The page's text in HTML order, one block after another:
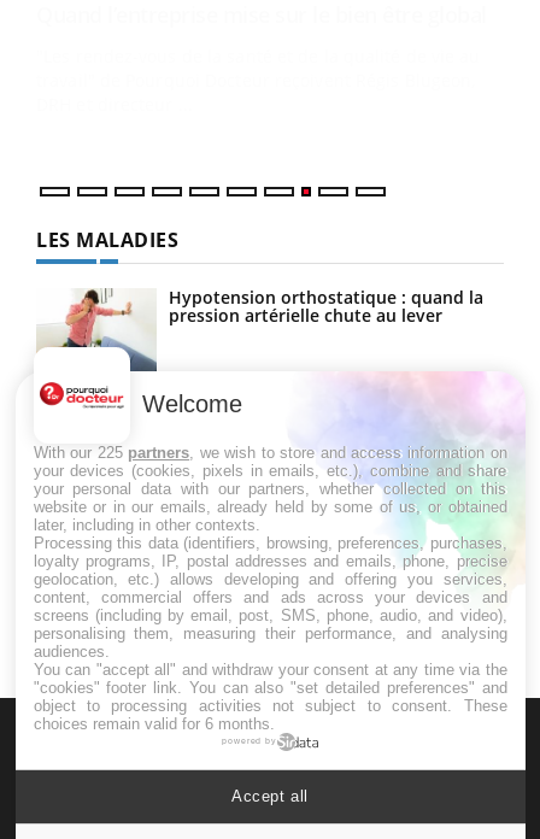
LES MALADIES
Hypotension orthostatique : quand la
pression artérielle chute au lever
Drépanocytose : une déformation des
globules rouges aux conséquences
Maladie de Charcot (Sclérose latérale
amyotrophique)
Welcome
With our 225 partners , we wish to store and access information on
your devices (cookies, pixels in emails, etc.), combine and share
your personal data with our partners, whether collected on this
website or in our emails, already held by some of us, or obtained
later, including in other contexts.
Processing this data (identifiers, browsing, preferences, purchases,
loyalty programs, IP, postal addresses and emails, phone, precise
geolocation, etc.) allows developing and offering you services,
content, commercial offers and ads across your devices and
screens (including by email, post, SMS, phone, audio, and video),
personalising them, measuring their performance, and analysing
audiences.
You can "accept all" and withdraw your consent at any time via the
"cookies" footer link . You can also "set detailed preferences" and
object to processing activities not subject to consent. These
choices remain valid for 6 months.
powered by
Accept all